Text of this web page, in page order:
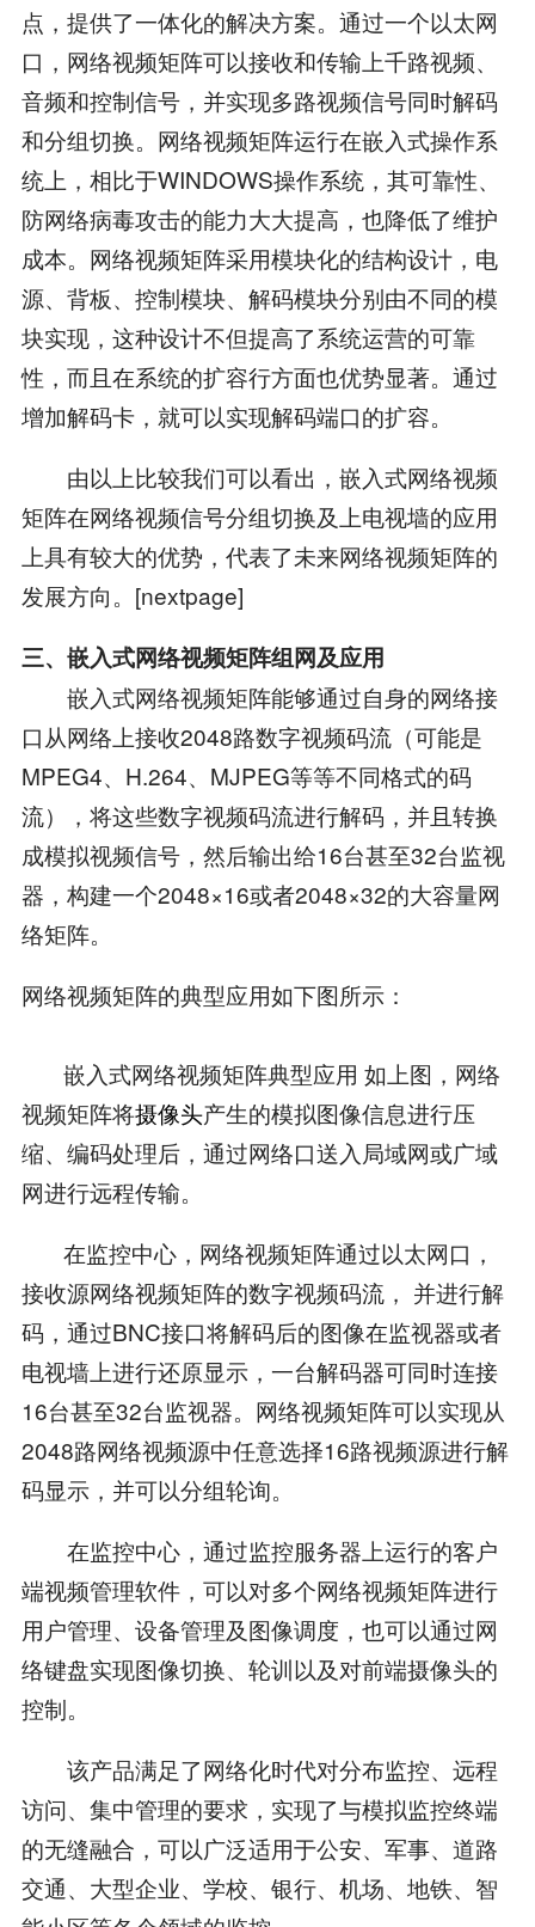
点，提供了一体化的解决方案。通过一个以太网
口，网络视频矩阵可以接收和传输上千路视频、
音频和控制信号，并实现多路视频信号同时解码
和分组切换。网络视频矩阵运行在嵌入式操作系
统上，相比于WINDOWS操作系统，其可靠性、
防网络病毒攻击的能力大大提高，也降低了维护
成本。网络视频矩阵采用模块化的结构设计，电
源、背板、控制模块、解码模块分别由不同的模
块实现，这种设计不但提高了系统运营的可靠
性，而且在系统的扩容行方面也优势显著。通过
增加解码卡，就可以实现解码端口的扩容。
由以上比较我们可以看出，嵌入式网络视频
矩阵在网络视频信号分组切换及上电视墙的应用
上具有较大的优势，代表了未来网络视频矩阵的
发展方向。[nextpage]
三、嵌入式网络视频矩阵组网及应用
嵌入式网络视频矩阵能够通过自身的网络接
口从网络上接收2048路数字视频码流（可能是
MPEG4、H.264、MJPEG等等不同格式的码
流），将这些数字视频码流进行解码，并且转换
成模拟视频信号，然后输出给16台甚至32台监视
器，构建一个2048×16或者2048×32的大容量网
络矩阵。
网络视频矩阵的典型应用如下图所示：
嵌入式网络视频矩阵典型应用 如上图，网络
视频矩阵将摄像头产生的模拟图像信息进行压
缩、编码处理后，通过网络口送入局域网或广域
网进行远程传输。
在监控中心，网络视频矩阵通过以太网口，
接收源网络视频矩阵的数字视频码流， 并进行解
码，通过BNC接口将解码后的图像在监视器或者
电视墙上进行还原显示，一台解码器可同时连接
16台甚至32台监视器。网络视频矩阵可以实现从
2048路网络视频源中任意选择16路视频源进行解
码显示，并可以分组轮询。
在监控中心，通过监控服务器上运行的客户
端视频管理软件，可以对多个网络视频矩阵进行
用户管理、设备管理及图像调度，也可以通过网
络键盘实现图像切换、轮训以及对前端摄像头的
控制。
该产品满足了网络化时代对分布监控、远程
访问、集中管理的要求，实现了与模拟监控终端
的无缝融合，可以广泛适用于公安、军事、道路
交通、大型企业、学校、银行、机场、地铁、智